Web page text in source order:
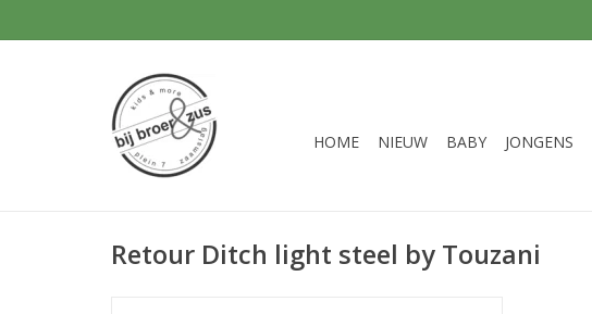
HOME NIEUW BABY JONGENS
Retour Ditch light steel by Touzani